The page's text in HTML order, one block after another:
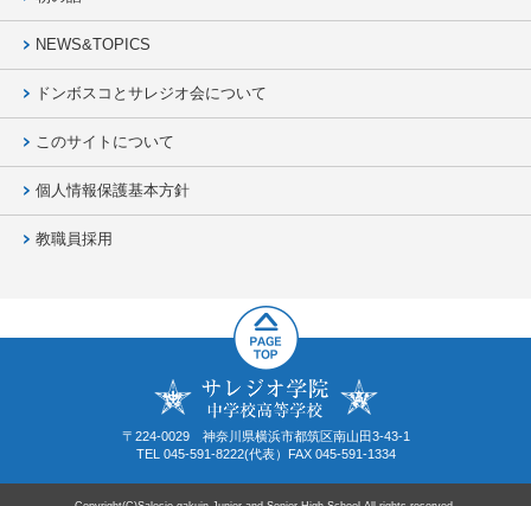
NEWS&TOPICS
ドンボスコとサレジオ会について
このサイトについて
個人情報保護基本方針
教職員採用
〒224-0029 神奈川県横浜市都筑区南山田3-43-1
TEL 045-591-8222(代表）FAX 045-591-1334